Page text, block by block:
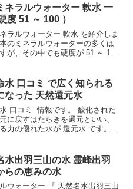
育んできた...
ネラルウォーター 軟水 一
度 51 ～ 100 ）
ラルウォーター 軟水 を紹介しま
のミネラルウォーターの多くは
が、その中でも硬度が 51 ～ 100
コーヒーやお茶を淹れるのに適
す。
水 口コミ で広く知られる
なった 天然還元水
口コミ 情報です。 酸化された
に戻すはたらきを還元といい、
力の優れた水が 還元水 です。還
然の還元水 です。 白山命水 採
鳥取県倉吉市の中部に位置して
出羽三山の水 霊峰出羽
らの恵みの水
ウォーター 『 天然名水出羽三山